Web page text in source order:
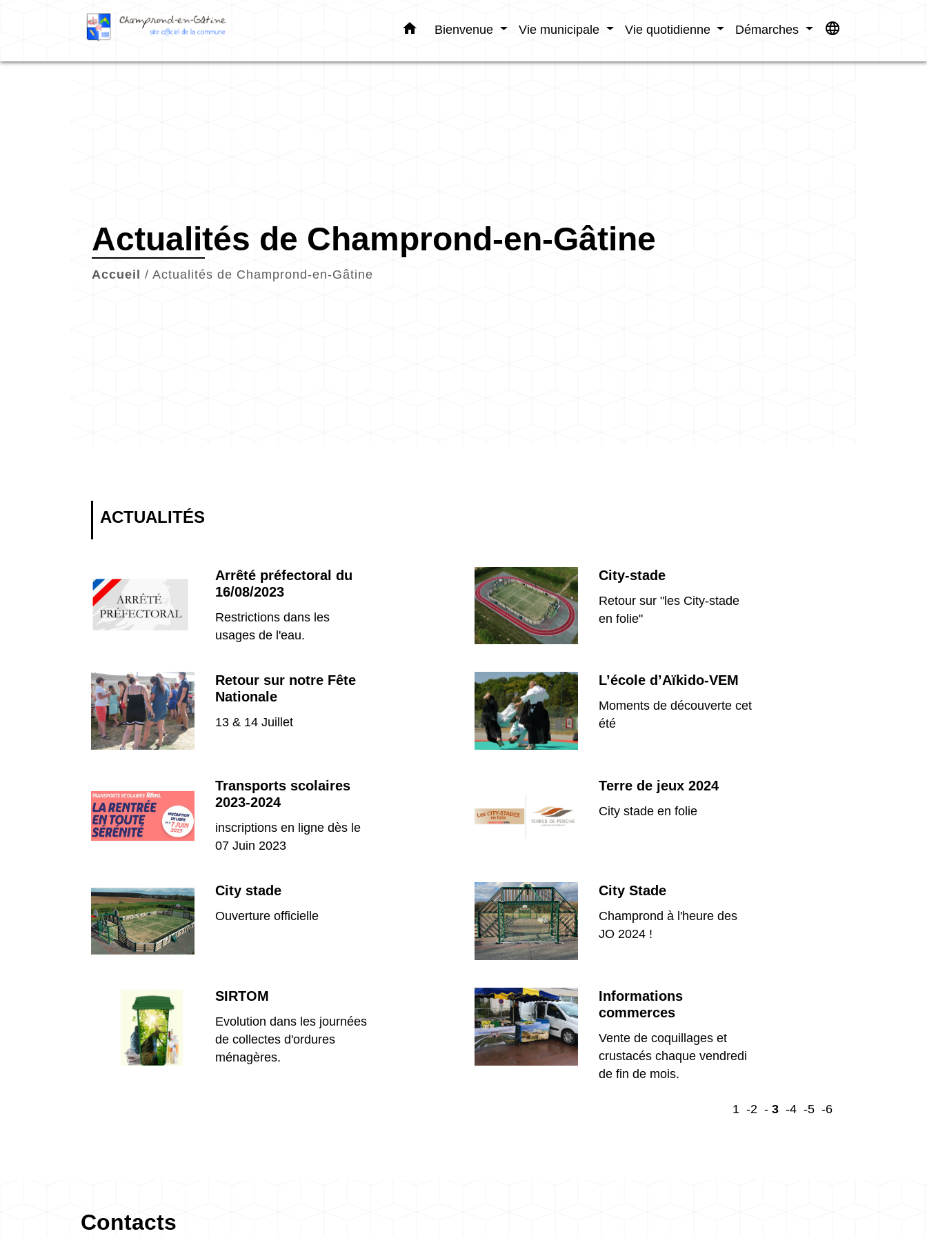
home Bienvenue Vie municipale Vie quotidienne Démarches language
Actualités de Champrond-en-Gâtine
Accueil / Actualités de Champrond-en-Gâtine
ACTUALITÉS
Arrêté préfectoral du
16/08/2023
Restrictions dans les
usages de l'eau.
City-stade
Retour sur "les City-stade
en folie"
Retour sur notre Fête
Nationale
13 & 14 Juillet
L’école d’Aïkido-VEM
Moments de découverte cet
été
Transports scolaires
2023-2024
inscriptions en ligne dès le
07 Juin 2023
Terre de jeux 2024
City stade en folie
City stade
Ouverture officielle
City Stade
Champrond à l'heure des
JO 2024 !
SIRTOM
Evolution dans les journées
de collectes d'ordures
ménagères.
Informations
commerces
Vente de coquillages et
crustacés chaque vendredi
de fin de mois.
1 -2 - 3 -4 -5 -6
Contacts